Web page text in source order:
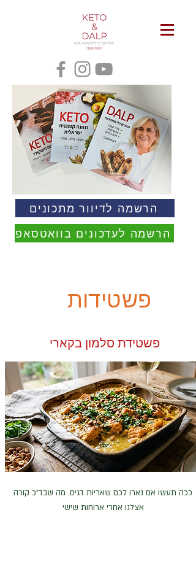
הרשמה לדיוור מתכונים
הרשמה לעדכונים בוואטסאפ
פשטידות
פשטידת סלמון בקארי
ככה תעשו אם נארו לכם שאריות דגים. מה שבד"כ קורה
אצלנו אחרי ארוחות שישי